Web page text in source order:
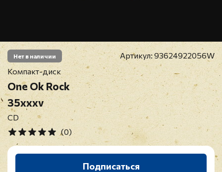
Нет в наличии Артикул:93624922056W
Компакт-диск
One Ok Rock
35xxxv
CD
(0)
Подписаться